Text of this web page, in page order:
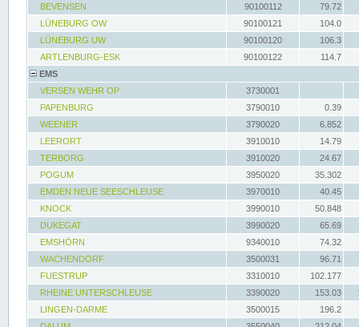
BEVENSEN
90100112
79.72
LÜNEBURG OW
90100121
104.0
LÜNEBURG UW
90100120
106.3
ARTLENBURG-ESK
90100122
114.7
EMS
VERSEN WEHR OP
3730001
PAPENBURG
3790010
0.39
WEENER
3790020
6.852
LEERORT
3910010
14.79
TERBORG
3910020
24.67
POGUM
3950020
35.302
EMDEN NEUE SEESCHLEUSE
3970010
40.45
KNOCK
3990010
50.848
DUKEGAT
3990020
65.69
EMSHÖRN
9340010
74.32
WACHENDORF
3500031 96.71
FUESTRUP
3310010
102.177
RHEINE UNTERSCHLEUSE
3390020 153.03
LINGEN-DARME
3500015
196.2